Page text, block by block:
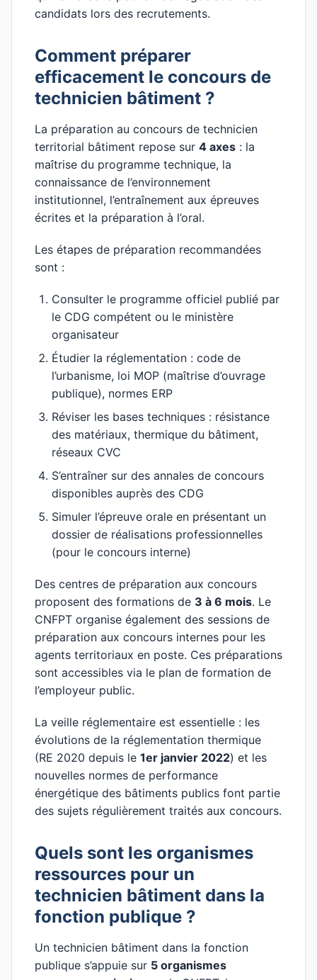
candidats lors des recrutements.
Comment préparer
efficacement le concours de
technicien bâtiment ?
La préparation au concours de technicien
territorial bâtiment repose sur 4 axes : la
maîtrise du programme technique, la
connaissance de l’environnement
institutionnel, l’entraînement aux épreuves
écrites et la préparation à l’oral.
Les étapes de préparation recommandées
sont :
Consulter le programme officiel publié par
le CDG compétent ou le ministère
organisateur
Étudier la réglementation : code de
l’urbanisme, loi MOP (maîtrise d’ouvrage
publique), normes ERP
Réviser les bases techniques : résistance
des matériaux, thermique du bâtiment,
réseaux CVC
S’entraîner sur des annales de concours
disponibles auprès des CDG
Simuler l’épreuve orale en présentant un
dossier de réalisations professionnelles
(pour le concours interne)
Des centres de préparation aux concours
proposent des formations de 3 à 6 mois. Le
CNFPT organise également des sessions de
préparation aux concours internes pour les
agents territoriaux en poste. Ces préparations
sont accessibles via le plan de formation de
l’employeur public.
La veille réglementaire est essentielle : les
évolutions de la réglementation thermique
(RE 2020 depuis le 1er janvier 2022) et les
nouvelles normes de performance
énergétique des bâtiments publics font partie
des sujets régulièrement traités aux concours.
Quels sont les organismes
ressources pour un
technicien bâtiment dans la
fonction publique ?
Un technicien bâtiment dans la fonction
publique s’appuie sur 5 organismes